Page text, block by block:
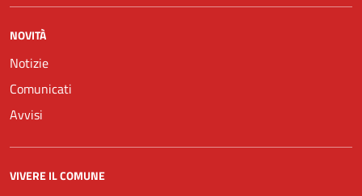
NOVITÀ
Notizie
Comunicati
Avvisi
VIVERE IL COMUNE